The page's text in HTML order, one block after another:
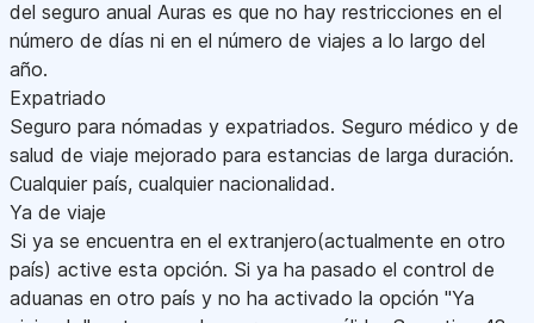
del seguro anual Auras es que no hay restricciones en el
número de días ni en el número de viajes a lo largo del
año.
Expatriado
Seguro para nómadas y expatriados. Seguro médico y de
salud de viaje mejorado para estancias de larga duración.
Cualquier país, cualquier nacionalidad.
Ya de viaje
Si ya se encuentra en el extranjero(actualmente en otro
país) active esta opción. Si ya ha pasado el control de
aduanas en otro país y no ha activado la opción "Ya